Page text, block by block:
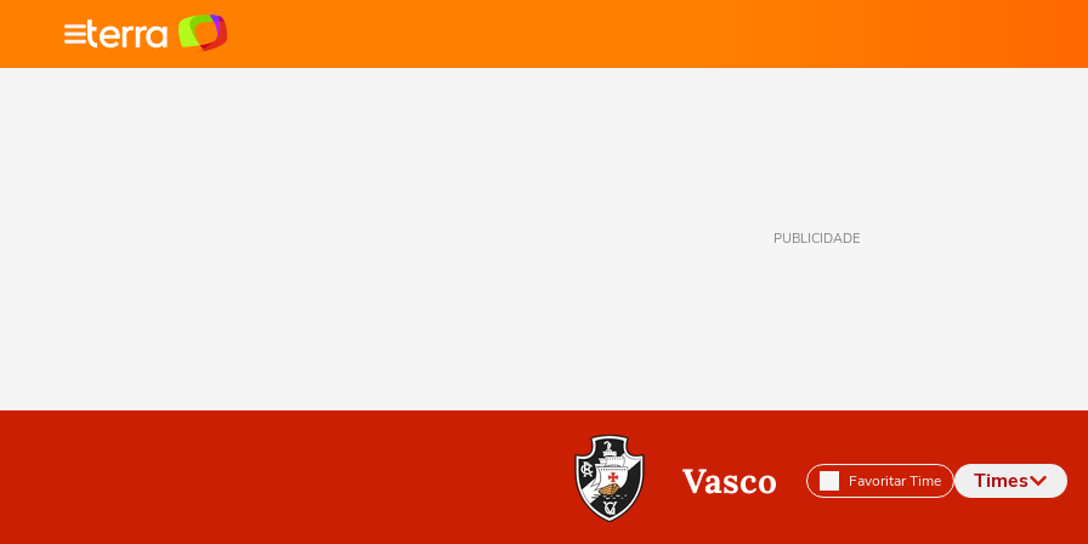
PUBLICIDADE
Vasco Favoritar Time Times